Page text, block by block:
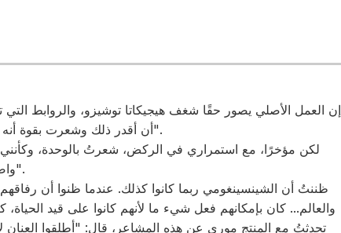
إن العمل الأصلي يصور حقًا شغف هيجيكاتا توشيزو، والروابط
أن أقدر ذلك وشعرت بقوة أنه "إذا كنت سأفعل ذلك، فأنا أريد أن أرى ذلك حتى النهاية".
لكن مؤخرًا، مع استمراري في الركض، شعرتُ بالوحدة، وكأنني
واصلتُ القيام بأشياء مذهلة، فسيحدث شيء مذهل يومًا ما".
ظننتُ أن الشينسينغومي ربما كانوا كذلك. عندما ظنوا أن
والعالم... كان بإمكانهم فعل شيء ما لأنهم كانوا على قيد
تحدثتُ مع المنتج موري عن هذه المشاعر، قال: "أطلقوا